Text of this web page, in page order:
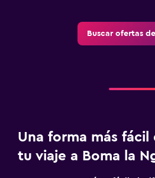
Buscar ofertas
Una forma más
tu viaje a Boma la